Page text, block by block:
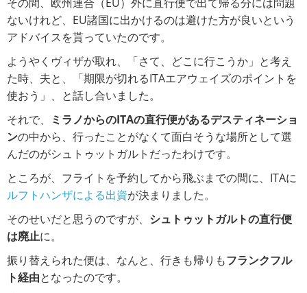
ないけれど、EU諸国に出かけるのは避けた方が良いという
アドバイスを貰っていたのです。
ようやくヴィザが取れ、「さて、どこに行こうか」と考え
た時、夫と、「期限が切れるITAエアウェイズのポイントを
使おう」、と話し合いました。
それで、
ミラノからのITAの直行便があるデスティネーショ
ンの中から、行ったことがなくて面白そうな場所として選
んだのがシュトゥットガルトだったわけです。
ところが、フライトを予約してから飛ぶまでの間に、ITAに
ルフトハンザによる出資が決まりました。
そのせいだと思うのですが、 シュトゥットガルトの直行便
は廃止に。
振り替えられた便は、なんと、行きも帰りもフランクフル
ト経由となったのです。